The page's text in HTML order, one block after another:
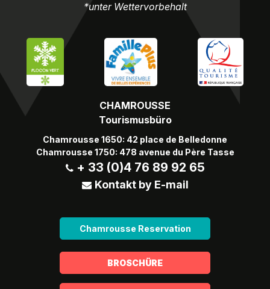
CHAMROUSSE
Tourismusbüro
Chamrousse 1650: 42 place de Belledonne
Chamrousse 1750: 478 avenue du Père Tasse
+ 33 (0)4 76 89 92 65
Kontakt by E-mail
Chamrousse Reservation
*unter Wettervorbehalt
BROSCHÜRE